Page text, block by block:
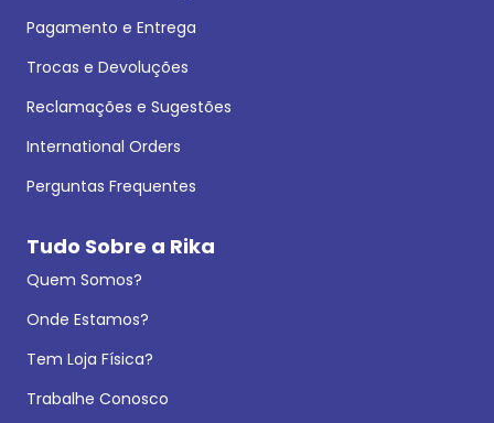
Pagamento e Entrega
Trocas e Devoluções
Reclamações e Sugestões
International Orders
Perguntas Frequentes
Tudo Sobre a Rika
Quem Somos?
Onde Estamos?
Tem Loja Física?
Trabalhe Conosco